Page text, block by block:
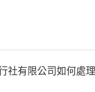
社有限公司如何處